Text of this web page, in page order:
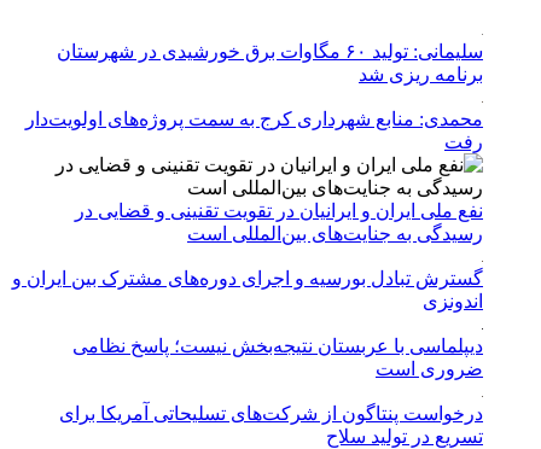
سلیمانی: تولید ۶۰ مگاوات برق خورشیدی در شهرستان
برنامه ریزی شد
محمدی: منابع شهرداری کرج به سمت پروژه‌های اولویت‌دار
رفت
نفع ملی ایران و ایرانیان در تقویت تقنینی و قضایی در
رسیدگی به جنایت‌های بین‌المللی است
گسترش تبادل بورسیه و اجرای دوره‌های مشترک بین ایران و
اندونزی
دیپلماسی با عربستان نتیجه‌بخش نیست؛ پاسخ نظامی
ضروری است
درخواست پنتاگون از شرکت‌های تسلیحاتی آمریکا برای
تسریع در تولید سلاح